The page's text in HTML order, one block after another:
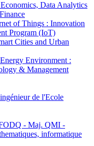
Data Analytics
of Things : Innovation
Program (IoT)
Cities and Urban
Environment :
& Management
de l'Ecole
- Maj. QMI -
informatique